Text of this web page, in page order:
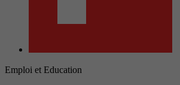
Emploi et Education